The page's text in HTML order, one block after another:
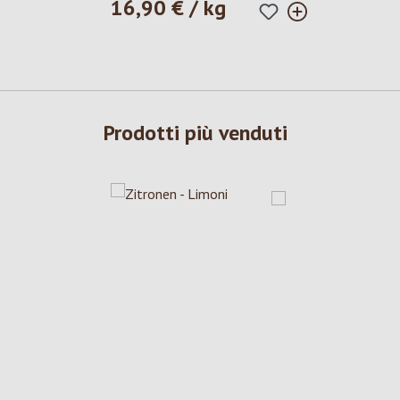
Prezzo normale:
16,90 € / kg
Prodotti più venduti